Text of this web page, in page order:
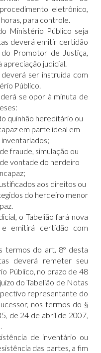
eletrônico,
para controle.
Ministério Público seja
deverá emitir certidão
Promotor de Justiça,
judicial.
ser instruída com
Público.
se opor à minuta de
quinhão hereditário ou
em parte ideal em
inventariados;
fraude, simulação ou
vontade do herdeiro
aos direitos ou
do herdeiro menor
o Tabelião fará nova
emitirá certidão com
termos do art. 8º desta
deverá remeter seu
Público, no prazo de 48
do Tabelião de Notas
representante do
nos termos do §
de 24 de abril de 2007,
de inventário ou
das partes, a fim